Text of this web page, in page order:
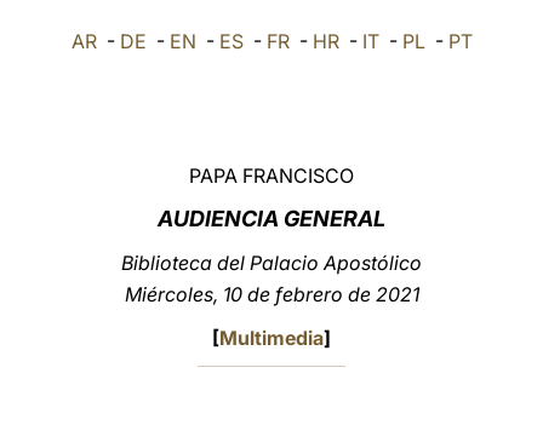
LATINE
AR- DE - EN - ES- FR- HR- IT- PL- PT
PAPA FRANCISCO
AUDIENCIA GENERAL
Biblioteca del Palacio Apostólico
Miércoles, 10 de febrero de 2021
[Multimedia]